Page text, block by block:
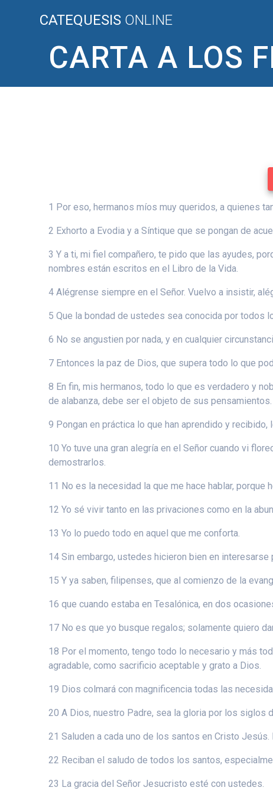
CATEQUESIS ONLINE
CARTA A LOS
1 Por eso, hermanos míos muy queridos, a quienes
2 Exhorto a Evodia y a Síntique que se pongan de
3 Y a ti, mi fiel compañero, te pido que las ayudes,
nombres están escritos en el Libro de la Vida.
4 Alégrense siempre en el Señor. Vuelvo a insistir,
5 Que la bondad de ustedes sea conocida por todos
6 No se angustien por nada, y en cualquier
7 Entonces la paz de Dios, que supera todo lo que
8 En fin, mis hermanos, todo lo que es verdadero y
de alabanza, debe ser el objeto de sus pensamientos.
9 Pongan en práctica lo que han aprendido y
10 Yo tuve una gran alegría en el Señor cuando vi
demostrarlos.
11 No es la necesidad la que me hace hablar, porque
12 Yo sé vivir tanto en las privaciones como en la
13 Yo lo puedo todo en aquel que me conforta.
14 Sin embargo, ustedes hicieron bien en
15 Y ya saben, filipenses, que al comienzo de la
16 que cuando estaba en Tesalónica, en dos
17 No es que yo busque regalos; solamente quiero
18 Por el momento, tengo todo lo necesario y más
agradable, como sacrificio aceptable y grato a Dios.
19 Dios colmará con magnificencia todas las
20 A Dios, nuestro Padre, sea la gloria por los siglos
21 Saluden a cada uno de los santos en Cristo
22 Reciban el saludo de todos los santos,
23 La gracia del Señor Jesucristo esté con ustedes.